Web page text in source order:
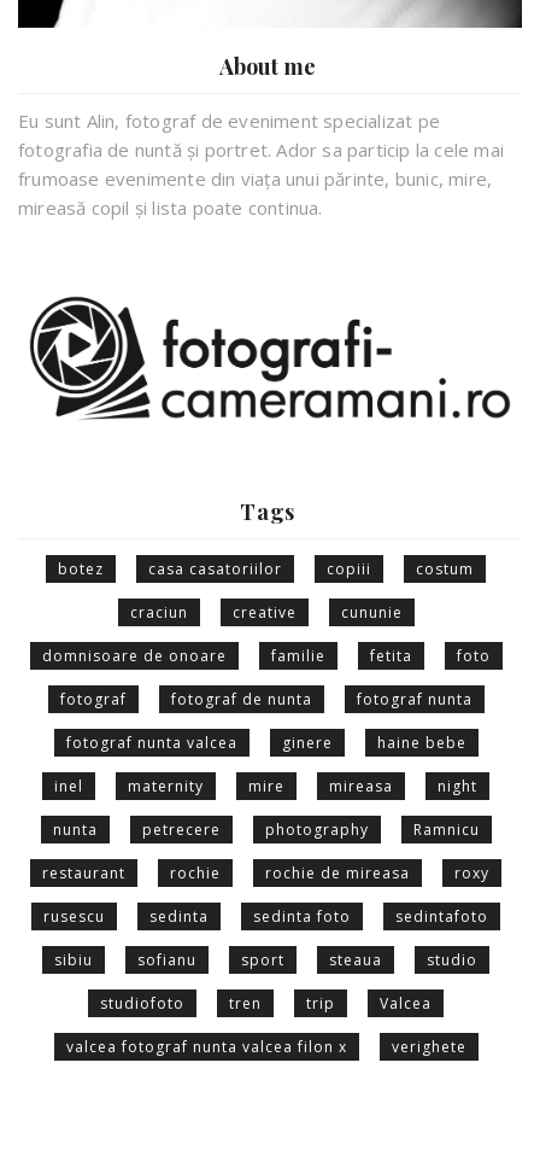
About me
Eu sunt Alin, fotograf de eveniment specializat pe
fotografia de nuntă și portret. Ador sa particip la cele mai
frumoase evenimente din viața unui părinte, bunic, mire,
mireasă copil și lista poate continua.
Tags
botez casa casatoriilor copiii costum
craciun creative cununie
domnisoare de onoare familie fetita foto
fotograf fotograf de nunta fotograf nunta
fotograf nunta valcea ginere haine bebe
inel maternity mire mireasa night
nunta petrecere photography Ramnicu
restaurant rochie rochie de mireasa roxy
rusescu sedinta sedinta foto sedintafoto
sibiu sofianu sport steaua studio
studiofoto tren trip Valcea
valcea fotograf nunta valcea filon x verighete